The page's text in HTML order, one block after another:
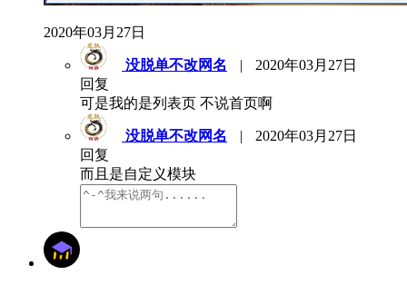
2020年03月27日
没脱单不改网名 |
2020年03月27日
回复
可是我的是列表页 不说首页啊
没脱单不改网名 |
2020年03月27日
回复
而且是自定义模块